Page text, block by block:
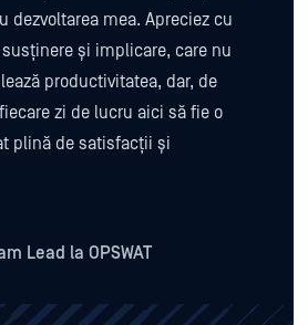
dezvoltarea mea. Apreciez cu
și implicare, care nu
productivitatea, dar, de
zi de lucru aici să fie o
plină de satisfacții și
Lead la OPSWAT